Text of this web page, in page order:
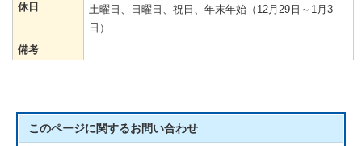
休日
土曜日、日曜日、祝日、年末年始（12月29日～1月3
日）
備考
このページに関するお問い合わせ